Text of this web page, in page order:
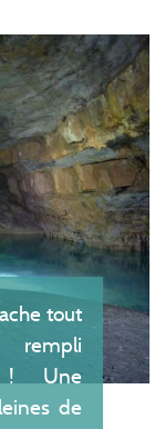
tout
rempli
! Une
de